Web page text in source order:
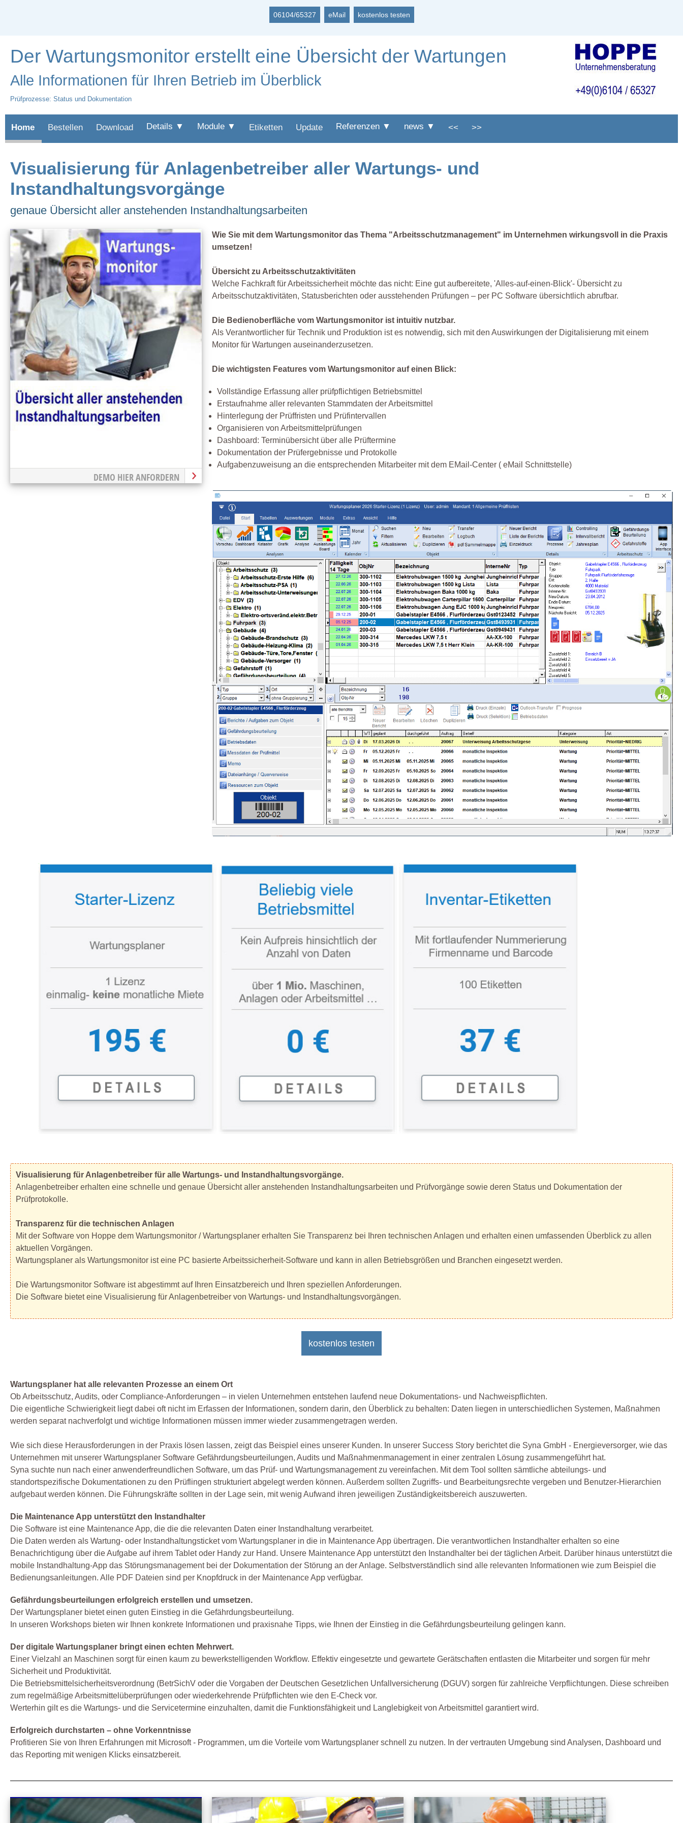
06104/65327 eMail kostenlos testen
Der Wartungsmonitor erstellt eine Übersicht der Wartungen
Alle Informationen für Ihren Betrieb im Überblick
Prüfprozesse: Status und Dokumentation
Home Bestellen Download Details ▼ Module ▼ Etiketten Update Referenzen ▼ news ▼ << >>
Visualisierung für Anlagenbetreiber aller Wartungs- und
Instandhaltungsvorgänge
genaue Übersicht aller anstehenden Instandhaltungsarbeiten
DEMO HIER ANFORDERN
Wie Sie mit dem Wartungsmonitor das Thema "Arbeitsschutzmanagement" im Unternehmen wirkungsvoll in die Praxis
umsetzen!
Übersicht zu Arbeitsschutzaktivitäten
Welche Fachkraft für Arbeitssicherheit möchte das nicht: Eine gut aufbereitete, 'Alles-auf-einen-Blick'- Übersicht zu
Arbeitsschutzaktivitäten, Statusberichten oder ausstehenden Prüfungen – per PC Software übersichtlich abrufbar.
Die Bedienoberfläche vom Wartungsmonitor ist intuitiv nutzbar.
Als Verantwortlicher für Technik und Produktion ist es notwendig, sich mit den Auswirkungen der Digitalisierung mit einem
Monitor für Wartungen auseinanderzusetzen.
Die wichtigsten Features vom Wartungsmonitor auf einen Blick:
Vollständige Erfassung aller prüfpflichtigen Betriebsmittel
Erstaufnahme aller relevanten Stammdaten der Arbeitsmittel
Hinterlegung der Prüffristen und Prüfintervallen
Organisieren von Arbeitsmittelprüfungen
Dashboard: Terminübersicht über alle Prüftermine
Dokumentation der Prüfergebnisse und Protokolle
Aufgabenzuweisung an die entsprechenden Mitarbeiter mit dem EMail-Center ( eMail Schnittstelle)
Visualisierung für Anlagenbetreiber für alle Wartungs- und Instandhaltungsvorgänge.
Anlagenbetreiber erhalten eine schnelle und genaue Übersicht aller anstehenden Instandhaltungsarbeiten und Prüfvorgänge sowie deren Status und Dokumentation der
Prüfprotokolle.
Transparenz für die technischen Anlagen
Mit der Software von Hoppe dem Wartungsmonitor / Wartungsplaner erhalten Sie Transparenz bei Ihren technischen Anlagen und erhalten einen umfassenden Überblick zu allen
aktuellen Vorgängen.
Wartungsplaner als Wartungsmonitor ist eine PC basierte Arbeitssicherheit-Software und kann in allen Betriebsgrößen und Branchen eingesetzt werden.
Die Wartungsmonitor Software ist abgestimmt auf Ihren Einsatzbereich und Ihren speziellen Anforderungen.
Die Software bietet eine Visualisierung für Anlagenbetreiber von Wartungs- und Instandhaltungsvorgängen.
kostenlos testen
Wartungsplaner hat alle relevanten Prozesse an einem Ort
Ob Arbeitsschutz, Audits, oder Compliance-Anforderungen – in vielen Unternehmen entstehen laufend neue Dokumentations- und Nachweispflichten.
Die eigentliche Schwierigkeit liegt dabei oft nicht im Erfassen der Informationen, sondern darin, den Überblick zu behalten: Daten liegen in unterschiedlichen Systemen, Maßnahmen
werden separat nachverfolgt und wichtige Informationen müssen immer wieder zusammengetragen werden.
Wie sich diese Herausforderungen in der Praxis lösen lassen, zeigt das Beispiel eines unserer Kunden. In unserer Success Story berichtet die Syna GmbH - Energieversorger, wie das
Unternehmen mit unserer Wartungsplaner Software Gefährdungsbeurteilungen, Audits und Maßnahmenmanagement in einer zentralen Lösung zusammengeführt hat.
Syna suchte nun nach einer anwenderfreundlichen Software, um das Prüf- und Wartungsmanagement zu vereinfachen. Mit dem Tool sollten sämtliche abteilungs- und
standortspezifische Dokumentationen zu den Prüflingen strukturiert abgelegt werden können. Außerdem sollten Zugriffs- und Bearbeitungsrechte vergeben und Benutzer-Hierarchien
aufgebaut werden können. Die Führungskräfte sollten in der Lage sein, mit wenig Aufwand ihren jeweiligen Zuständigkeitsbereich auszuwerten.
Die Maintenance App unterstützt den Instandhalter
Die Software ist eine Maintenance App, die die die relevanten Daten einer Instandhaltung verarbeitet.
Die Daten werden als Wartung- oder Instandhaltungsticket vom Wartungsplaner in die in Maintenance App übertragen. Die verantwortlichen Instandhalter erhalten so eine
Benachrichtigung über die Aufgabe auf ihrem Tablet oder Handy zur Hand. Unsere Maintenance App unterstützt den Instandhalter bei der täglichen Arbeit. Darüber hinaus unterstützt die
mobile Instandhaltung-App das Störungsmanagement bei der Dokumentation der Störung an der Anlage. Selbstverständlich sind alle relevanten Informationen wie zum Beispiel die
Bedienungsanleitungen. Alle PDF Dateien sind per Knopfdruck in der Maintenance App verfügbar.
Gefährdungsbeurteilungen erfolgreich erstellen und umsetzen.
Der Wartungsplaner bietet einen guten Einstieg in die Gefährdungsbeurteilung.
In unseren Workshops bieten wir Ihnen konkrete Informationen und praxisnahe Tipps, wie Ihnen der Einstieg in die Gefährdungsbeurteilung gelingen kann.
Der digitale Wartungsplaner bringt einen echten Mehrwert.
Einer Vielzahl an Maschinen sorgt für einen kaum zu bewerkstelligenden Workflow. Effektiv eingesetzte und gewartete Gerätschaften entlasten die Mitarbeiter und sorgen für mehr
Sicherheit und Produktivität.
Die Betriebsmittelsicherheitsverordnung (BetrSichV oder die Vorgaben der Deutschen Gesetzlichen Unfallversicherung (DGUV) sorgen für zahlreiche Verpflichtungen. Diese schreiben
zum regelmäßige Arbeitsmittelüberprüfungen oder wiederkehrende Prüfpflichten wie den E-Check vor.
Werterhin gilt es die Wartungs- und die Servicetermine einzuhalten, damit die Funktionsfähigkeit und Langlebigkeit von Arbeitsmittel garantiert wird.
Erfolgreich durchstarten – ohne Vorkenntnisse
Profitieren Sie von Ihren Erfahrungen mit Microsoft - Programmen, um die Vorteile vom Wartungsplaner schnell zu nutzen. In der vertrauten Umgebung sind Analysen, Dashboard und
das Reporting mit wenigen Klicks einsatzbereit.